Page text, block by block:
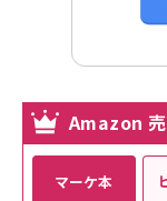
Amazon 売
マーケ本